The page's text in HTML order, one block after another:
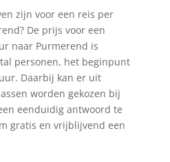
zijn voor een reis per
De prijs voor een
naar Purmerend is
personen, het beginpunt
Daarbij kan er uit
worden gekozen bij
eenduidig antwoord te
gratis en vrijblijvend een